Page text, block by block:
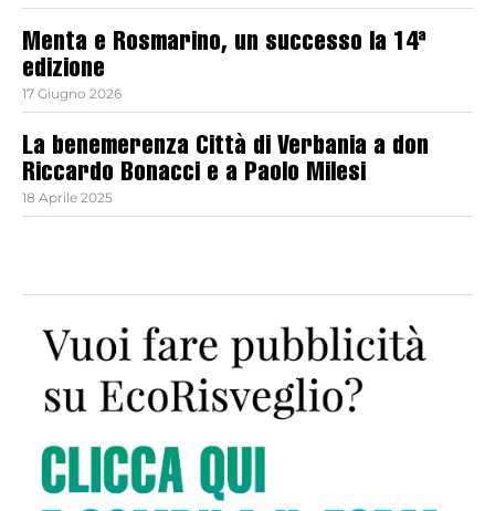
Menta e Rosmarino, un successo la 14ª
edizione
17 Giugno 2026
La benemerenza Città di Verbania a don
Riccardo Bonacci e a Paolo Milesi
18 Aprile 2025